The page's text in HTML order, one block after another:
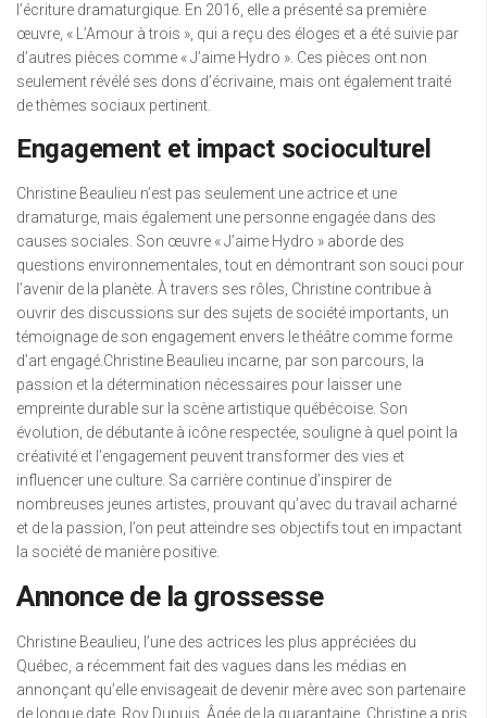
l’écriture dramaturgique. En 2016, elle a présenté sa première
œuvre, « L’Amour à trois », qui a reçu des éloges et a été suivie par
d’autres pièces comme « J’aime Hydro ». Ces pièces ont non
seulement révélé ses dons d’écrivaine, mais ont également traité
de thèmes sociaux pertinent.
Engagement et impact socioculturel
Christine Beaulieu n’est pas seulement une actrice et une
dramaturge, mais également une personne engagée dans des
causes sociales. Son œuvre « J’aime Hydro » aborde des
questions environnementales, tout en démontrant son souci pour
l’avenir de la planète. À travers ses rôles, Christine contribue à
ouvrir des discussions sur des sujets de société importants, un
témoignage de son engagement envers le théâtre comme forme
d’art engagé.Christine Beaulieu incarne, par son parcours, la
passion et la détermination nécessaires pour laisser une
empreinte durable sur la scène artistique québécoise. Son
évolution, de débutante à icône respectée, souligne à quel point la
créativité et l’engagement peuvent transformer des vies et
influencer une culture. Sa carrière continue d’inspirer de
nombreuses jeunes artistes, prouvant qu’avec du travail acharné
et de la passion, l’on peut atteindre ses objectifs tout en impactant
la société de manière positive.
Annonce de la grossesse
Christine Beaulieu, l’une des actrices les plus appréciées du
Québec, a récemment fait des vagues dans les médias en
annonçant qu’elle envisageait de devenir mère avec son partenaire
de longue date, Roy Dupuis. Âgée de la quarantaine, Christine a pris